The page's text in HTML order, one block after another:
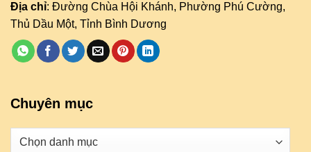
Địa chỉ: Đường Chùa Hội Khánh, Phường Phú Cường,
Thủ Dầu Một, Tỉnh Bình Dương
Chuyên mục
Danh